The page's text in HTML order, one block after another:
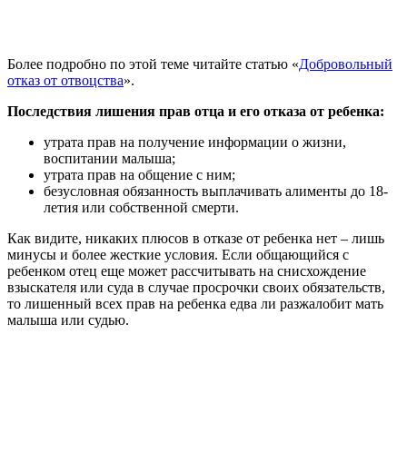
Более подробно по этой теме читайте статью «Добровольный
отказ от отвоцства».
Последствия лишения прав отца и его отказа от ребенка:
утрата прав на получение информации о жизни,
воспитании малыша;
утрата прав на общение с ним;
безусловная обязанность выплачивать алименты до 18-
летия или собственной смерти.
Как видите, никаких плюсов в отказе от ребенка нет – лишь
минусы и более жесткие условия. Если общающийся с
ребенком отец еще может рассчитывать на снисхождение
взыскателя или суда в случае просрочки своих обязательств,
то лишенный всех прав на ребенка едва ли разжалобит мать
малыша или судью.